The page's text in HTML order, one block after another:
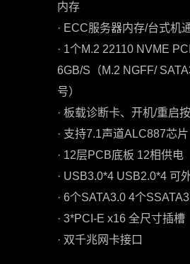
内存
· ECC服务器内存/台式机
· 1个M.2 22110 NVME
6GB/S（M.2 NGFF/
号）
· 板载诊断卡、开机/重启
· 支持7.1声道ALC887芯片
· 12层PCB底板 12相供电
· USB3.0*4 USB2.0*4 可
· 6个SATA3.0 4个
· 3*PCI-E x16 全尺寸插槽
· 双千兆网卡接口